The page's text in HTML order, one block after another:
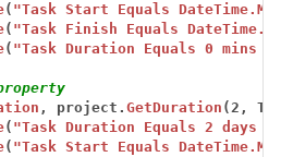
( "Task Start Equals
( "Task Finish Equals
( "Task Duration Equals 0 mins
, project.GetDuration (2,
( "Task Duration Equals 2 days
( "Task Start Equals